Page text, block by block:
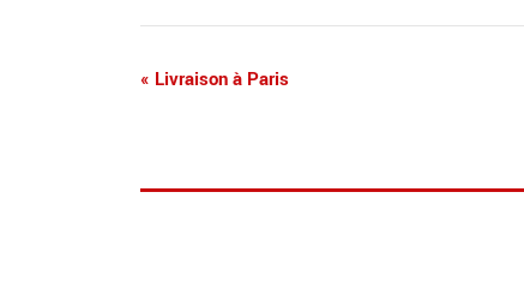
« Livraison à Paris